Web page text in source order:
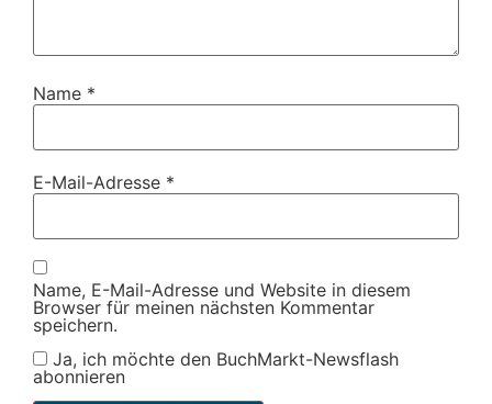
Name *
E-Mail-Adresse *
Name, E-Mail-Adresse und Website in diesem
Browser für meinen nächsten Kommentar
speichern.
Ja, ich möchte den BuchMarkt-Newsflash
abonnieren